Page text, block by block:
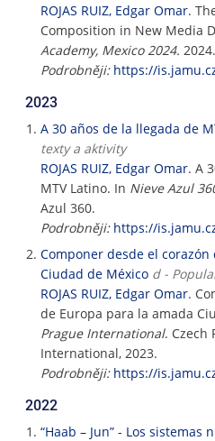
ROJAS RUIZ, Edgar Omar.
Composition in New Media
Academy, Mexico 2024. 2024.
Podrobněji: https://
2023
A 30 años de la llegada de
texty a aktivity
ROJAS RUIZ, Edgar Omar. A
MTV Latino. In Nieve Azul
Azul 360.
Podrobněji: https://
Componer desde el
Ciudad de México d -
ROJAS RUIZ, Edgar Omar.
de Europa para la amada
Prague International. Czech
International, 2023.
Podrobněji: https://
2022
“Haab – Jun” - Los sistemas